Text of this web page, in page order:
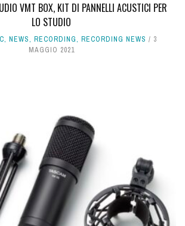
VMT BOX, KIT DI PANNELLI ACUSTICI PER
LO STUDIO
, NEWS, RECORDING, RECORDING NEWS
3
MAGGIO 2021